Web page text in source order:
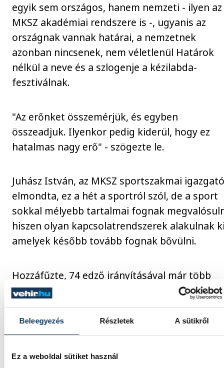
Beleegyezés Részletek A sütikről
Ez a weboldal sütiket használ
egyik sem országos, hanem nemzeti - ilyen az
MKSZ akadémiai rendszere is -, ugyanis az
országnak vannak határai, a nemzetnek
azonban nincsenek, nem véletlenül Határok
nélkül a neve és a szlogenje a kézilabda-
fesztiválnak.
"Az erőnket összemérjük, és egyben
összeadjuk. Ilyenkor pedig kiderül, hogy ez
hatalmas nagy erő" - szögezte le.
Juhász István, az MKSZ sportszakmai
elmondta, ez a hét a sportról szól, de a sport
sokkal mélyebb tartalmai fognak
hiszen olyan kapcsolatrendszerek alakulnak
amelyek később tovább fognak bővülni.
Hozzáfűzte, 74 edző irányításával már több
mint 1800 igazolt sportoló vesz részt a
túli területeken a kézilabda akadémiai
rendszerében.
A kézilabdameccseken kívül kulturális, zenei